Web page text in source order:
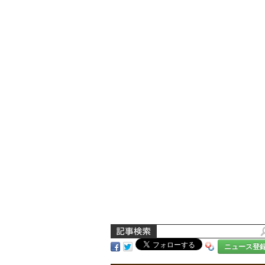
ニュース登